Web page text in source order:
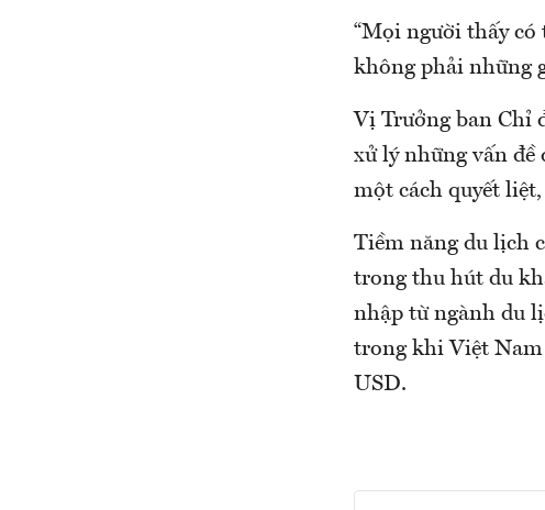
“Mọi người thấy có
không phải những
Vị Trưởng ban Chỉ
xử lý những vấn
một cách quyết
Tiềm năng du lịch
trong thu hút du
nhập từ ngành du
trong khi Việt Nam
USD.